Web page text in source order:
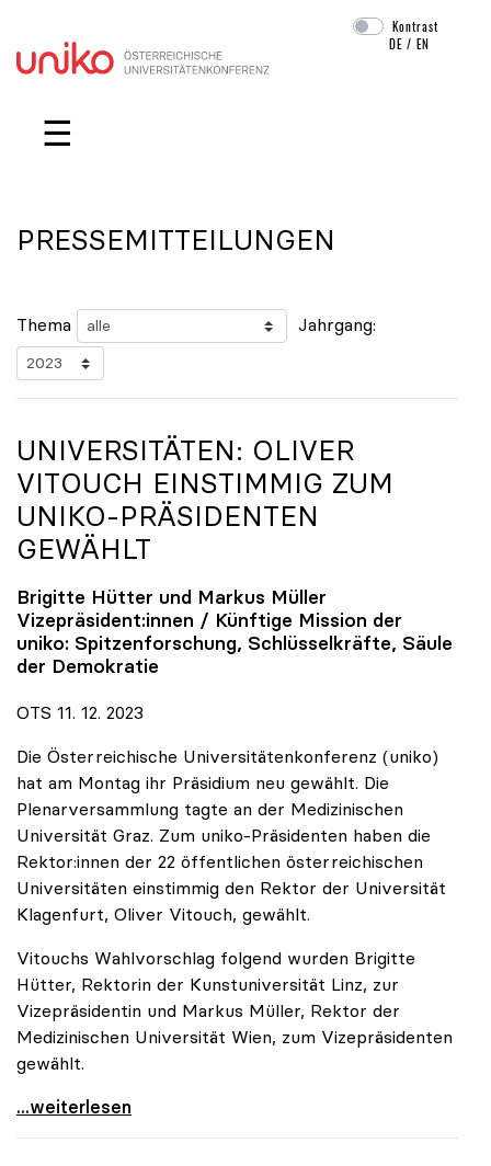
Navigation überspringen
Kontrast
DE /EN
☰
PRESSEMITTEILUNGEN
Thema Jahrgang:
UNIVERSITÄTEN: OLIVER
VITOUCH EINSTIMMIG ZUM
UNIKO-PRÄSIDENTEN
GEWÄHLT
Brigitte Hütter und Markus Müller
Vizepräsident:innen / Künftige Mission der
uniko: Spitzenforschung, Schlüsselkräfte, Säule
der Demokratie
OTS 11. 12. 2023
Die Österreichische Universitätenkonferenz (uniko)
hat am Montag ihr Präsidium neu gewählt. Die
Plenarversammlung tagte an der Medizinischen
Universität Graz. Zum uniko-Präsidenten haben die
Rektor:innen der 22 öffentlichen österreichischen
Universitäten einstimmig den Rektor der Universität
Klagenfurt, Oliver Vitouch, gewählt.
Vitouchs Wahlvorschlag folgend wurden Brigitte
Hütter, Rektorin der Kunstuniversität Linz, zur
Vizepräsidentin und Markus Müller, Rektor der
Medizinischen Universität Wien, zum Vizepräsidenten
gewählt.
Universitäten: Oliver Vitouch einstimmig zum
...weiterlesen